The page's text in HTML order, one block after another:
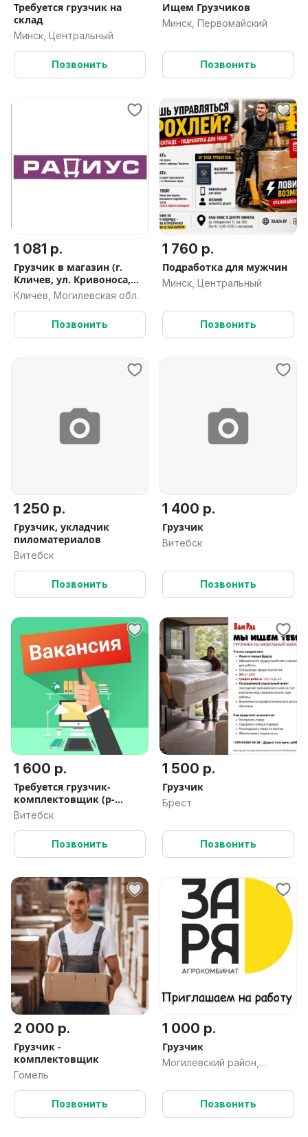
Требуется грузчик на
склад
Минск, Центральный
Позвонить
Ищем Грузчиков
Минск, Первомайский
Позвонить
1 081 р.
Грузчик в магазин (г.
Кличев, ул. Кривоноса,
16/1)
Кличев, Могилевская обл.
Позвонить
1 760 р.
Подработка для мужчин
Минск, Центральный
Позвонить
1 250 р.
Грузчик, укладчик
пиломатериалов
Витебск
Позвонить
1 400 р.
Грузчик
Витебск
Позвонить
1 600 р.
Требуется грузчик-
комплектовщик (р-
нРечного порта)
Витебск
Позвонить
1 500 р.
Грузчик
Брест
Позвонить
2 000 р.
Грузчик -
комплектовщик
Гомель
Позвонить
1 000 р.
Грузчик
Могилевский район,
Позвонить